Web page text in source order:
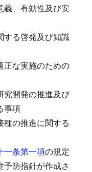
義、有効性及び安
する啓発及び知識
正な実施のための
究開発の推進及び
事項
種の推進に関する
一条第一項の規定
予防指針が作成さ